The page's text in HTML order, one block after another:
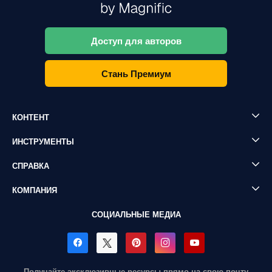
Доступ для авторов
Стань Премиум
КОНТЕНТ
ИНСТРУМЕНТЫ
СПРАВКА
КОМПАНИЯ
СОЦИАЛЬНЫЕ МЕДИА